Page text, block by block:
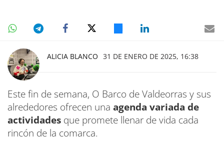
ALICIA BLANCO 31 DE ENERO DE 2025, 16:38
Este fin de semana, O Barco de Valdeorras y sus
alrededores ofrecen una agenda variada de
actividades que promete llenar de vida cada
rincón de la comarca.